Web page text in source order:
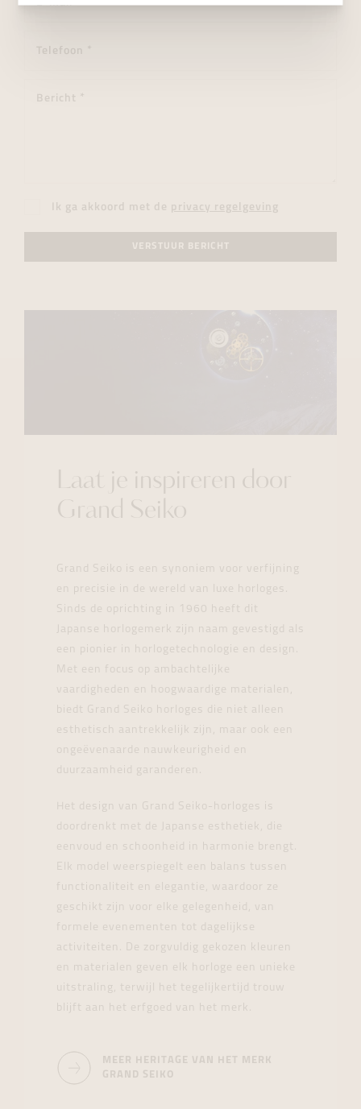
Ik ga akkoord met de privacy regelgeving
VERSTUUR BERICHT
Laat je inspireren door
Grand Seiko
Grand Seiko is een synoniem voor verfijning
en precisie in de wereld van luxe horloges.
Sinds de oprichting in 1960 heeft dit
Japanse horlogemerk zijn naam gevestigd als
een pionier in horlogetechnologie en design.
Met een focus op ambachtelijke
vaardigheden en hoogwaardige materialen,
biedt Grand Seiko horloges die niet alleen
esthetisch aantrekkelijk zijn, maar ook een
ongeëvenaarde nauwkeurigheid en
duurzaamheid garanderen.
Het design van Grand Seiko-horloges is
doordrenkt met de Japanse esthetiek, die
eenvoud en schoonheid in harmonie brengt.
Elk model weerspiegelt een balans tussen
functionaliteit en elegantie, waardoor ze
geschikt zijn voor elke gelegenheid, van
formele evenementen tot dagelijkse
activiteiten. De zorgvuldig gekozen kleuren
en materialen geven elk horloge een unieke
uitstraling, terwijl het tegelijkertijd trouw
blijft aan het erfgoed van het merk.
MEER HERITAGE VAN HET MERK
GRAND SEIKO